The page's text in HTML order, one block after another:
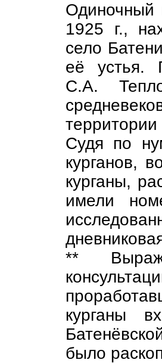
Одиночный
1925 г.,
село
её устья.
С.А.
Судя по
курганов,
курганы,
имели
**
курганы
было